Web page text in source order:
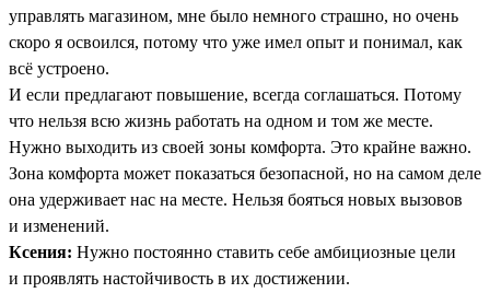
управлять магазином, мне было немного страшно, но очень
скоро я освоился, потому что уже имел опыт и понимал, как
всё устроено.
И если предлагают повышение, всегда соглашаться. Потому
что нельзя всю жизнь работать на одном и том же месте.
Нужно выходить из своей зоны комфорта. Это крайне важно.
Зона комфорта может показаться безопасной, но на самом деле
она удерживает нас на месте. Нельзя бояться новых вызовов
и изменений.
Ксения: Нужно постоянно ставить себе амбициозные цели
и проявлять настойчивость в их достижении.